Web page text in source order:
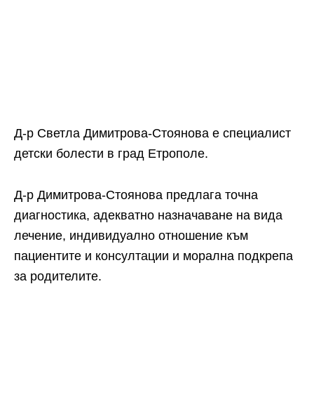
Д-р Светла Димитрова-Стоянова е специалист
детски болести в град Етрополе.
Д-р Димитрова-Стоянова предлага точна
диагностика, адекватно назначаване на вида
лечение, индивидуално отношение към
пациентите и консултации и морална подкрепа
за родителите.